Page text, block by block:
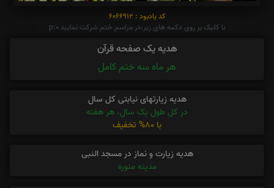
کد یادبود : 6066912
با کلیک بر روی دکمه های زیر،در مراسم ختم شرکت نمایید p:0
هدیه یک صفحه قرآن
هر ماه سه ختم کامل
هدیه زیارتهای نیابتی کل سال
در کل طول یک سال، هر هفته
با 80% تخفیف
هدیه زیارت و نماز در مسجد النبی
مدینه منوره